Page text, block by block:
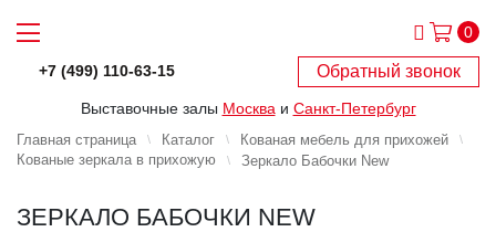
0
+7 (499) 110-63-15 Обратный звонок
Выставочные залы Москва и Санкт-Петербург
Главная страница Каталог
Кованая мебель для прихожей
Кованые зеркала в прихожую
Зеркало Бабочки New
ЗЕРКАЛО БАБОЧКИ NEW